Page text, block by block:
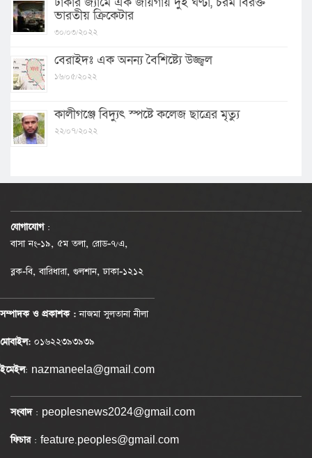
ভারতীয় ক্রিকেটার
৩০/০৩/২০২২
বেরাইদঃ এক অনন্য বৈশিষ্ট্যে উজ্জ্বল
১৬/০৫/২০২২
কালীগঞ্জে বিদ্যুৎ স্পষ্টে কলেজ ছাত্রের মৃত্যু
২২/০৭/২০২২
যোগাযোগ :
বাসা নং-১৯, ৫ম তলা, রোড-৭/এ,
ব্লক-বি, বারিধারা, গুলশান, ঢাকা-১২১২
সম্পাদক ও প্রকাশক :নাজমা সুলতানা নীলা
মোবাইল: ০১৬২২৩৯৩৯৩৯
ইমেইল: nazmaneela@gmail.com
সংবাদ: peoplesnews2024@gmail.com
ফিচার: feature.peoples@gmail.com